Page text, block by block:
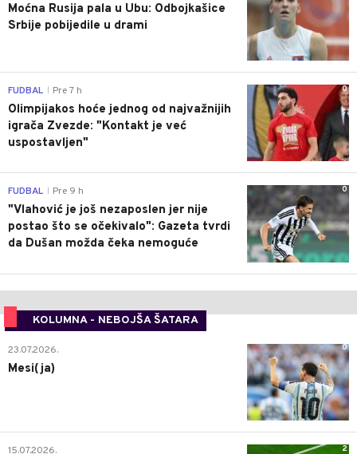
Moćna Rusija pala u Ubu: Odbojkašice
Srbije pobijedile u drami
0
FUDBAL Pre 7 h
Olimpijakos hoće jednog od najvažnijih
igrača Zvezde: "Kontakt je već
uspostavljen"
0
FUDBAL Pre 9 h
"Vlahović je još nezaposlen jer nije
postao što se očekivalo": Gazeta tvrdi
da Dušan možda čeka nemoguće
KOLUMNA - NEBOJŠA ŠATARA
0
23.07.2026.
Mesi(ja)
2
15.07.2026.